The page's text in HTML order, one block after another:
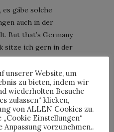
es gäbe solche
auch in der
But that’s Germany.
sitze ich gern in der
12/2017 |
unserer Website, um
zu bieten, indem wir
wiederholten Besuche
zulassen“ klicken,
von ALLEN Cookies zu.
Einstellungen“
vorzunehmen..